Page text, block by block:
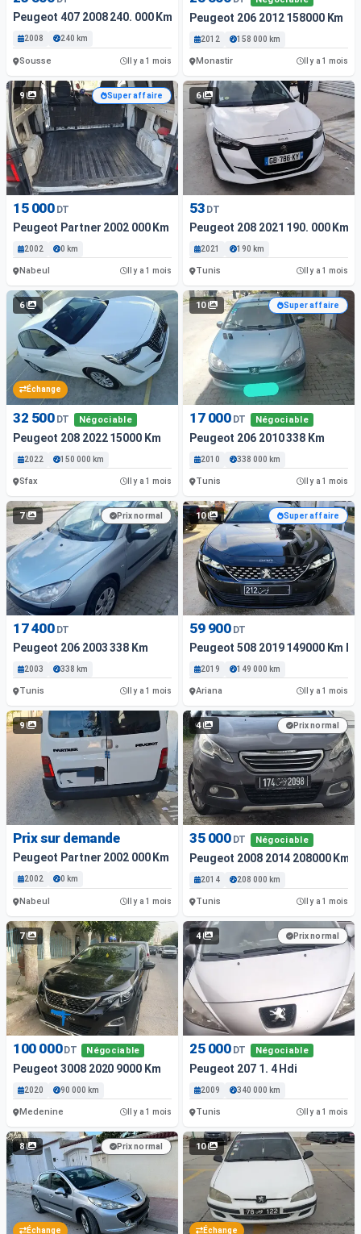
Peugeot 407 2008 240. 000 Km
2008 240 km
Sousse Il y a 1 mois
Peugeot 206 2012 158000 Km
2012 158 000 km
Monastir Il y a 1 mois
9 Super affaire
15 000 DT
Peugeot Partner 2002 000 Km
2002 0 km
Nabeul Il y a 1 mois
6
53 DT
Peugeot 208 2021 190. 000 Km
2021 190 km
Tunis Il y a 1 mois
6
Échange
32 500 DT Négociable
Peugeot 208 2022 15000 Km
2022 150 000 km
Sfax Il y a 1 mois
10 Super affaire
17 000 DT Négociable
Peugeot 206 2010 338 Km
2010 338 000 km
Tunis Il y a 1 mois
7 Prix normal
17 400 DT
Peugeot 206 2003 338 Km
2003 338 km
Tunis Il y a 1 mois
10 Super affaire
59 900 DT
Peugeot 508 2019 149000 Km
2019 149 000 km
Ariana Il y a 1 mois
9
Prix sur demande
Peugeot Partner 2002 000 Km
2002 0 km
Nabeul Il y a 1 mois
4 Prix normal
35 000 DT Négociable
Peugeot 2008 2014 208000 Km
2014 208 000 km
Tunis Il y a 1 mois
7
100 000DT Négociable
Peugeot 3008 2020 9000 Km
2020 90 000 km
Medenine Il y a 1 mois
4 Prix normal
25 000 DT Négociable
Peugeot 207 1. 4 Hdi
2009 340 000 km
Tunis Il y a 1 mois
8
Échange
Prix normal 10
Échange